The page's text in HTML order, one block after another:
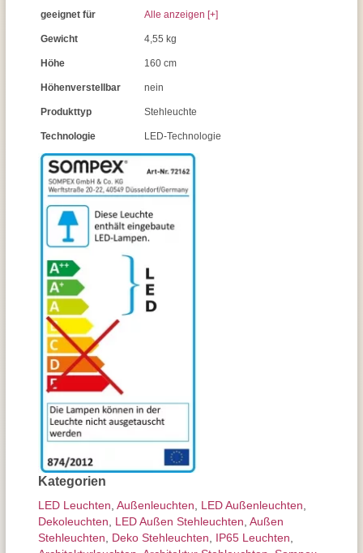
Kategorien
LED Leuchten Außen­leuchten LED Außenleuchten
Dekoleuchten
LED Außen Stehleuchten Außen
Stehleuchten
Deko Stehleuchten IP65 Leuchten
geeignet für Alle anzeigen [+]
Gewicht 4,55 kg
Höhe 160 cm
Höhenverstellbar nein
Produkttyp Stehleuchte
Technologie LED-Technologie